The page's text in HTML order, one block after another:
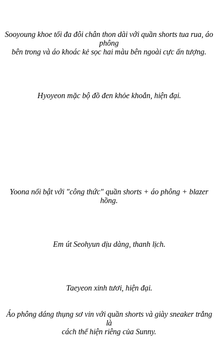
Sooyoung khoe tối đa đôi chân thon dài với quần shorts tua rua, áo
phông
bên trong và áo khoác kẻ sọc hai màu bên ngoài cực ấn tượng.
Hyoyeon mặc bộ đồ đen khỏe khoắn, hiện đại.
Yoona nổi bật với "công thức" quần shorts + áo phông + blazer
hồng.
Em út Seohyun dịu dàng, thanh lịch.
Taeyeon xinh tươi, hiện đại.
Áo phông dáng thụng sơ vin với quần shorts và giày sneaker trắng
là
cách thể hiện riêng của Sunny.